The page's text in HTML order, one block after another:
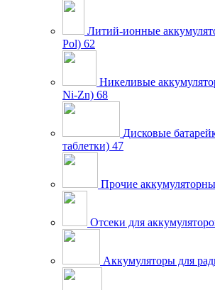
Литий-ионные
Pol) 62
Никеливые
Ni-Zn) 68
Дисковые
таблетки) 47
Прочие
Отсеки для
Аккумуляторы для